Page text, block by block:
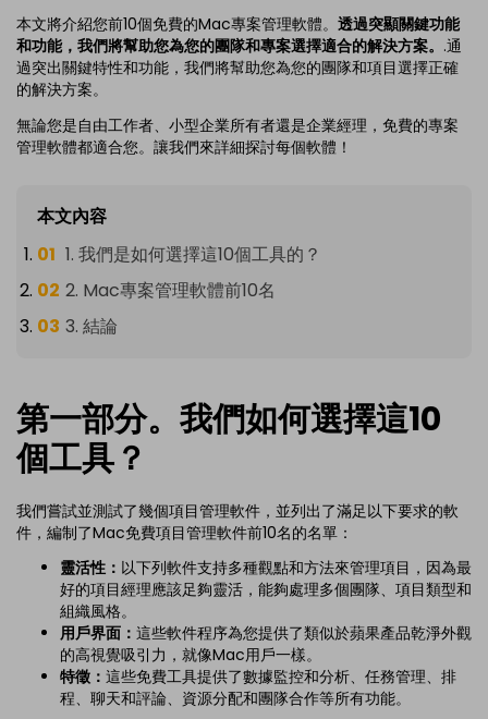
本文將介紹您前10個免費的Mac專案管理軟體。 透過突顯關鍵功能
和功能，我們將幫助您為您的團隊和專案選擇適合的解決方案。 .通
過突出關鍵特性和功能，我們將幫助您為您的團隊和項目選擇正確
的解決方案。
無論您是自由工作者、小型企業所有者還是企業經理，免費的專案
管理軟體都適合您。讓我們來詳細探討每個軟體！
本文內容
1. 我們是如何選擇這10個工具的？
2. Mac專案管理軟體前10名
3. 結論
第一部分。我們如何選擇這10
個工具？
我們嘗試並測試了幾個項目管理軟件，並列出了滿足以下要求的軟
件，編制了Mac免費項目管理軟件前10名的名單：
靈活性： 以下列軟件支持多種觀點和方法來管理項目，因為最
好的項目經理應該足夠靈活，能夠處理多個團隊、項目類型和
組織風格。
用戶界面： 這些軟件程序為您提供了類似於蘋果產品乾淨外觀
的高視覺吸引力，就像Mac用戶一樣。
特徵： 這些免費工具提供了數據監控和分析、任務管理、排
程、聊天和評論、資源分配和團隊合作等所有功能。